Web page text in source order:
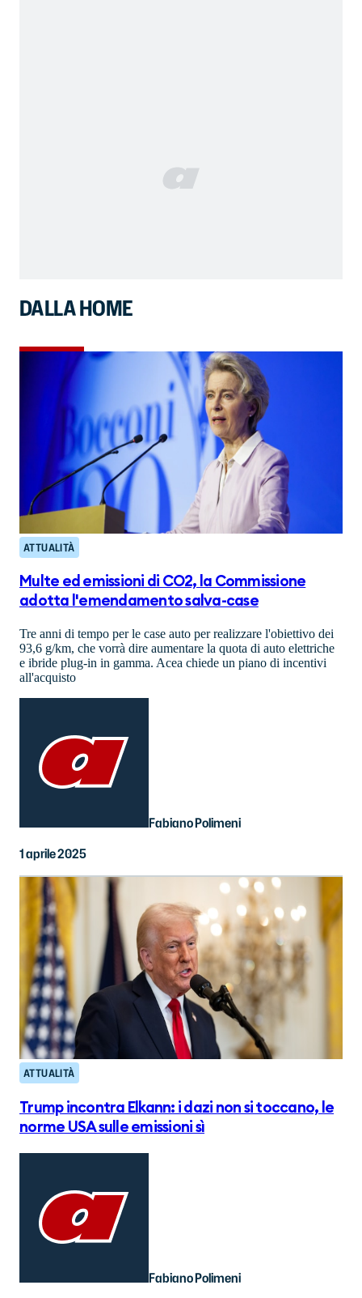
DALLA HOME
ATTUALITÀ
Multe ed emissioni di CO2, la Commissione
adotta l'emendamento salva-case
Tre anni di tempo per le case auto per realizzare l'obiettivo dei
93,6 g/km, che vorrà dire aumentare la quota di auto elettriche
e ibride plug-in in gamma. Acea chiede un piano di incentivi
all'acquisto
Fabiano Polimeni
1 aprile 2025
ATTUALITÀ
Trump incontra Elkann: i dazi non si toccano, le
norme USA sulle emissioni sì
Fabiano Polimeni